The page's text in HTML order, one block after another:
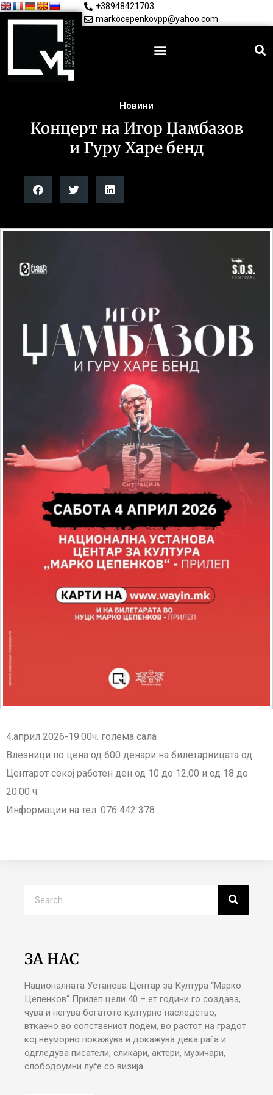
+38948421703
markocepenkovpp@yahoo.com
Новини
Концерт на Игор Џамбазов
и Гуру Харе бенд
4.април 2026-19.00ч. голема сала
Влезници по цена од 600 денари на билетарницата од
Центарот секој работен ден од 10 до 12.00 и од 18 до
20.00 ч.
Информации на тел: 076 442 378
ЗА НАС
Националната Установа Центар за Култура “Марко
Цепенков“ Прилеп цели 40 – ет години го создава,
чува и негува богатото културно наследство,
вткаено во сопствениот подем, во растот на градот
кој неуморно покажува и докажува дека раѓа и
одгледува писатели, сликари, актери, музичари,
слободоумни луѓе со визија.